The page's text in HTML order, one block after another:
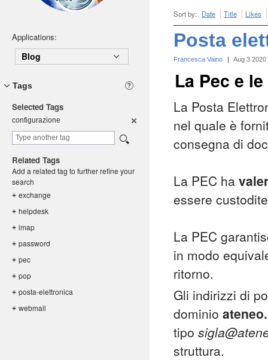
Applications:
Blog
Tags
Selected Tags
configurazione
Related Tags
Add a related tag to further refine your
search
+ exchange
+ helpdesk
+ imap
+ password
+ pec
+ pop
+ posta-elettronica
+ webmail
Sort by: Date Title Likes
Posta
Francesca Vaino | Aug 3 2020
La Pec e
La Posta
nel quale è
consegna di
La PEC ha
essere
La PEC
in modo
ritorno.
Gli indirizzi di
dominio
tipo
struttura.